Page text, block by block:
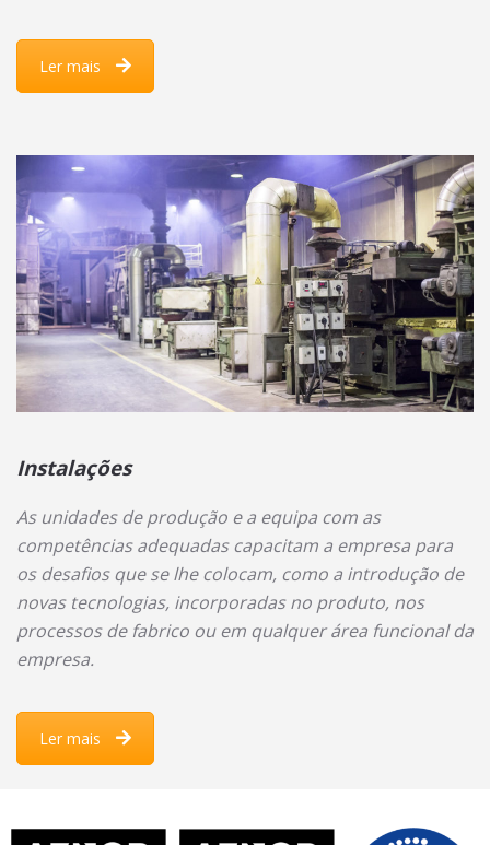
Ler mais
Instalações
As unidades de produção e a equipa com as
competências adequadas capacitam a empresa para
os desafios que se lhe colocam, como a introdução de
novas tecnologias, incorporadas no produto, nos
processos de fabrico ou em qualquer área funcional da
empresa.
Ler mais